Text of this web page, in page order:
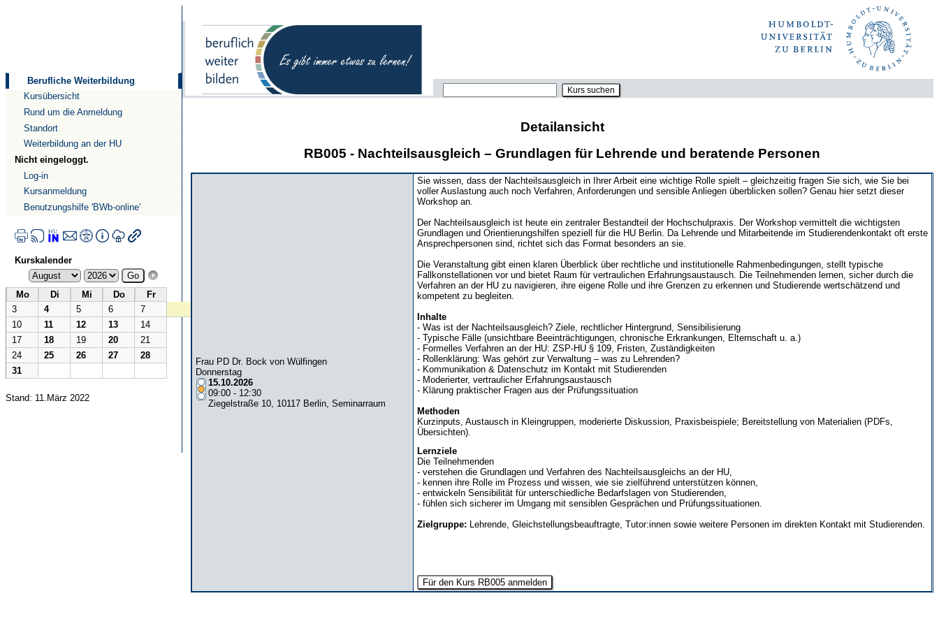
Berufliche Weiterbildung
Kursübersicht
Rund um die Anmeldung
Standort
Weiterbildung an der HU
Nicht eingeloggt.
Log-in
Kursanmeldung
Benutzungshilfe 'BWb-online'
Kurskalender
Mo Di Mi Do
Fr
3
4 5 6
7
10
11 12 13
14
17
18 19 20
21
24
25 26 27
28
31
Stand: 11.März 2022
Detailansicht
RB005 - Nachteilsausgleich – Grundlagen für Lehrende und beratende Personen
Frau PD Dr. Bock von Wülfingen
Donnerstag
15.10.2026
09:00 - 12:30
Ziegelstraße 10, 10117 Berlin, Seminarraum
Sie wissen, dass der Nachteilsausgleich in Ihrer Arbeit eine wichtige Rolle spielt – gleichzeitig fragen Sie sich, wie Sie bei
voller Auslastung auch noch Verfahren, Anforderungen und sensible Anliegen überblicken sollen? Genau hier setzt dieser
Workshop an.
Der Nachteilsausgleich ist heute ein zentraler Bestandteil der Hochschulpraxis. Der Workshop vermittelt die wichtigsten
Grundlagen und Orientierungshilfen speziell für die HU Berlin. Da Lehrende und Mitarbeitende im Studierendenkontakt oft erste
Ansprechpersonen sind, richtet sich das Format besonders an sie.
Die Veranstaltung gibt einen klaren Überblick über rechtliche und institutionelle Rahmenbedingungen, stellt typische
Fallkonstellationen vor und bietet Raum für vertraulichen Erfahrungsaustausch. Die Teilnehmenden lernen, sicher durch die
Verfahren an der HU zu navigieren, ihre eigene Rolle und ihre Grenzen zu erkennen und Studierende wertschätzend und
kompetent zu begleiten.
Inhalte
- Was ist der Nachteilsausgleich? Ziele, rechtlicher Hintergrund, Sensibilisierung
- Typische Fälle (unsichtbare Beeinträchtigungen, chronische Erkrankungen, Elternschaft u. a.)
- Formelles Verfahren an der HU: ZSP-HU § 109, Fristen, Zuständigkeiten
- Rollenklärung: Was gehört zur Verwaltung – was zu Lehrenden?
- Kommunikation & Datenschutz im Kontakt mit Studierenden
- Moderierter, vertraulicher Erfahrungsaustausch
- Klärung praktischer Fragen aus der Prüfungssituation
Methoden
Kurzinputs, Austausch in Kleingruppen, moderierte Diskussion, Praxisbeispiele; Bereitstellung von Materialien (PDFs,
Übersichten).
Lernziele
Die Teilnehmenden
- verstehen die Grundlagen und Verfahren des Nachteilsausgleichs an der HU,
- kennen ihre Rolle im Prozess und wissen, wie sie zielführend unterstützen können,
- entwickeln Sensibilität für unterschiedliche Bedarfslagen von Studierenden,
- fühlen sich sicherer im Umgang mit sensiblen Gesprächen und Prüfungssituationen.
Zielgruppe: Lehrende, Gleichstellungsbeauftragte, Tutor:innen sowie weitere Personen im direkten Kontakt mit Studierenden.